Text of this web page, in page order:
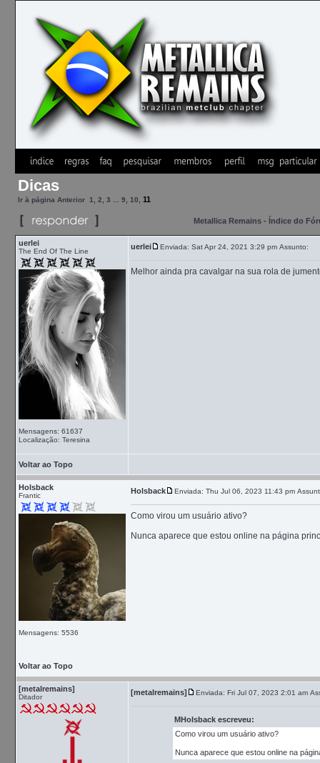
Dicas
Ir à página Anterior 1 2 3 9 10 11
Metallica Remains - Índice do
uerlei
The End Of The Line
Mensagens: 61637
Localização: Teresina
uerlei Enviada: Sat Apr 24, 2021 3:29 pm Assunto:
Melhor ainda pra cavalgar na sua rola de
Voltar ao Topo
Holsback
Frantic
Mensagens: 5536
Holsback Enviada: Thu Jul 06, 2023 11:43 pm
Como virou um usuário ativo?
Nunca aparece que estou online na página
Voltar ao Topo
[metalremains]
Ditador
[metalremains] Enviada: Fri Jul 07, 2023 2:01 am
MHolsback escreveu:
Como virou um usuário ativo?
Nunca aparece que estou online na